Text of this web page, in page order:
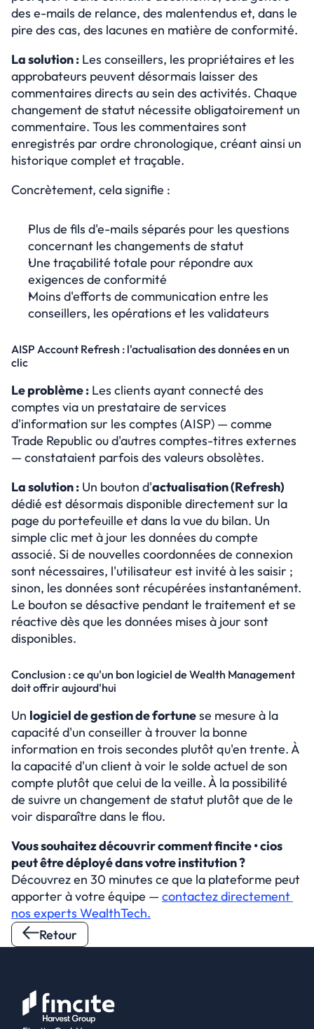
des e-mails de relance, des malentendus et, dans le
pire des cas, des lacunes en matière de conformité.
La solution : Les conseillers, les propriétaires et les
approbateurs peuvent désormais laisser des
commentaires directs au sein des activités. Chaque
changement de statut nécessite obligatoirement un
commentaire. Tous les commentaires sont
enregistrés par ordre chronologique, créant ainsi un
historique complet et traçable.
Concrètement, cela signifie :
Plus de fils d'e-mails séparés pour les questions
concernant les changements de statut
Une traçabilité totale pour répondre aux
exigences de conformité
Moins d'efforts de communication entre les
conseillers, les opérations et les validateurs
AISP Account Refresh : l'actualisation des données en un
clic
Le problème : Les clients ayant connecté des
comptes via un prestataire de services
d'information sur les comptes (AISP) — comme
Trade Republic ou d'autres comptes-titres externes
— constataient parfois des valeurs obsolètes.
La solution : Un bouton d'actualisation (Refresh)
dédié est désormais disponible directement sur la
page du portefeuille et dans la vue du bilan. Un
simple clic met à jour les données du compte
associé. Si de nouvelles coordonnées de connexion
sont nécessaires, l'utilisateur est invité à les saisir ;
sinon, les données sont récupérées instantanément.
Le bouton se désactive pendant le traitement et se
réactive dès que les données mises à jour sont
disponibles.
Conclusion : ce qu'un bon logiciel de Wealth Management
doit offrir aujourd'hui
Un logiciel de gestion de fortune se mesure à la
capacité d'un conseiller à trouver la bonne
information en trois secondes plutôt qu'en trente. À
la capacité d'un client à voir le solde actuel de son
compte plutôt que celui de la veille. À la possibilité
de suivre un changement de statut plutôt que de le
voir disparaître dans le flou.
Vous souhaitez découvrir comment fincite • cios
peut être déployé dans votre institution ?
Découvrez en 30 minutes ce que la plateforme peut
apporter à votre équipe — contactez directement
nos experts WealthTech.
Retour